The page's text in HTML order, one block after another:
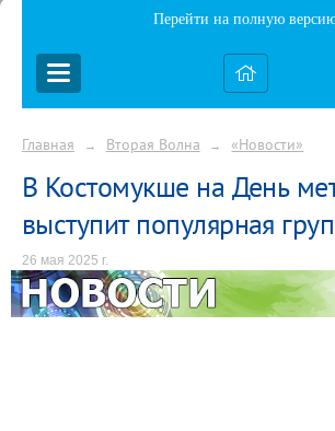
Перейти на полную
Главная → Вторая Волна → «Новости»
В Костомукше на День
выступит популярная
26 мая 2025 г.